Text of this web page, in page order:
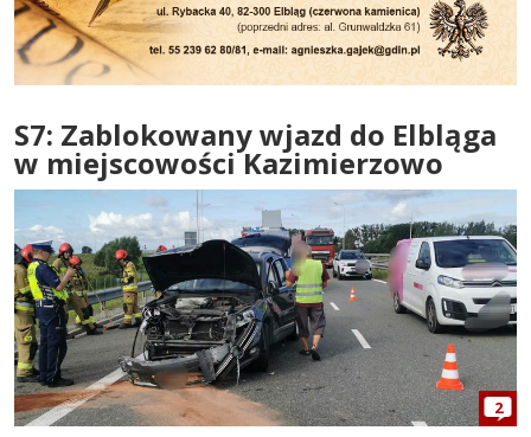
S7: Zablokowany wjazd do Elbląga
w miejscowości Kazimierzowo
2